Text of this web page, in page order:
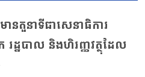
ានតួនាទីជាសេនាធិការ
រដ្ឋបាល និងហិរញ្ញវត្ថុដែល